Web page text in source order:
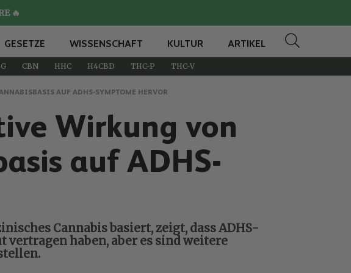
🔥
GESETZE WISSENSCHAFT KULTUR ARTIKEL
CBN HHC H4CBD THC-P THC-V
AUF ADHS-SYMPTOME HERVOR
Wirkung von
auf ADHS-
Cannabis basiert, zeigt, dass ADHS-
haben, aber es sind weitere